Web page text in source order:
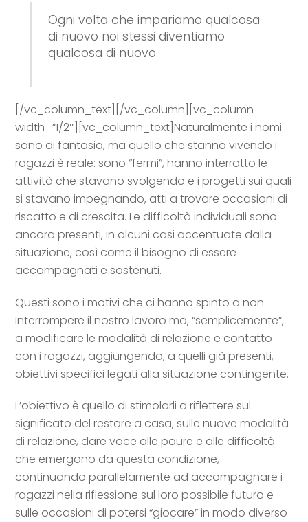
Ogni volta che impariamo qualcosa
di nuovo noi stessi diventiamo
qualcosa di nuovo
[/vc_column_text][/vc_column][vc_column
width=”1/2″][vc_column_text]Naturalmente i nomi
sono di fantasia, ma quello che stanno vivendo i
ragazzi è reale: sono “fermi”, hanno interrotto le
attività che stavano svolgendo e i progetti sui quali
si stavano impegnando, atti a trovare occasioni di
riscatto e di crescita. Le difficoltà individuali sono
ancora presenti, in alcuni casi accentuate dalla
situazione, così come il bisogno di essere
accompagnati e sostenuti.
Questi sono i motivi che ci hanno spinto a non
interrompere il nostro lavoro ma, “semplicemente”,
a modificare le modalità di relazione e contatto
con i ragazzi, aggiungendo, a quelli già presenti,
obiettivi specifici legati alla situazione contingente.
L’obiettivo è quello di stimolarli a riflettere sul
significato del restare a casa, sulle nuove modalità
di relazione, dare voce alle paure e alle difficoltà
che emergono da questa condizione,
continuando parallelamente ad accompagnare i
ragazzi nella riflessione sul loro possibile futuro e
sulle occasioni di potersi “giocare” in modo diverso